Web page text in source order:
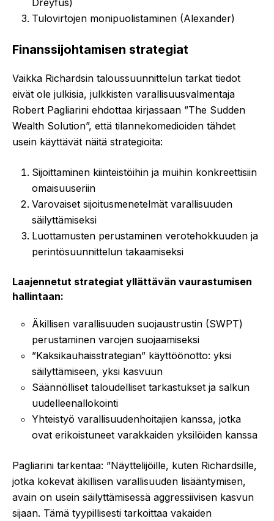
Tulovirtojen monipuolistaminen (Alexander)
Finanssijohtamisen strategiat
Vaikka Richardsin taloussuunnittelun tarkat tiedot
eivät ole julkisia, julkkisten varallisuusvalmentaja
Robert Pagliarini ehdottaa kirjassaan ”The Sudden
Wealth Solution”, että tilannekomedioiden tähdet
usein käyttävät näitä strategioita:
Sijoittaminen kiinteistöihin ja muihin konkreettisiin
omaisuuseriin
Varovaiset sijoitusmenetelmät varallisuuden
säilyttämiseksi
Luottamusten perustaminen verotehokkuuden ja
perintösuunnittelun takaamiseksi
Laajennetut strategiat yllättävän vaurastumisen
hallintaan:
Äkillisen varallisuuden suojaustrustin (SWPT)
perustaminen varojen suojaamiseksi
”Kaksikauhaisstrategian” käyttöönotto: yksi
säilyttämiseen, yksi kasvuun
Säännölliset taloudelliset tarkastukset ja salkun
uudelleenallokointi
Yhteistyö varallisuudenhoitajien kanssa, jotka
ovat erikoistuneet varakkaiden yksilöiden kanssa
Pagliarini tarkentaa: ”Näyttelijöille, kuten Richardsille,
jotka kokevat äkillisen varallisuuden lisääntymisen,
avain on usein säilyttämisessä aggressiivisen kasvun
sijaan. Tämä tyypillisesti tarkoittaa vakaiden